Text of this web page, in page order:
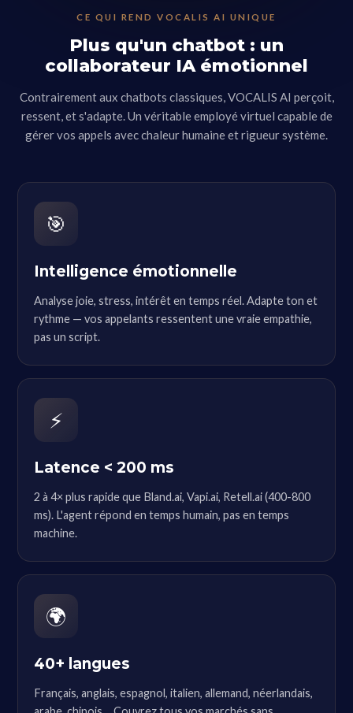
CE QUI REND VOCALIS AI UNIQUE
Plus qu'un chatbot : un
collaborateur IA émotionnel
Contrairement aux chatbots classiques, VOCALIS AI perçoit,
ressent, et s'adapte. Un véritable employé virtuel capable de
gérer vos appels avec chaleur humaine et rigueur système.
🎯
Intelligence émotionnelle
Analyse joie, stress, intérêt en temps réel. Adapte ton et
rythme — vos appelants ressentent une vraie empathie,
pas un script.
⚡
Latence < 200 ms
2 à 4× plus rapide que Bland.ai, Vapi.ai, Retell.ai (400-800
ms). L'agent répond en temps humain, pas en temps
machine.
🌍
40+ langues
Français, anglais, espagnol, italien, allemand, néerlandais,